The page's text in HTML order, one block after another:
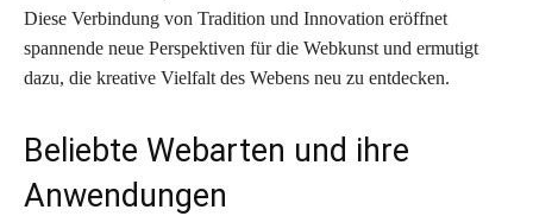
Diese Verbindung von Tradition und Innovation eröffnet
spannende neue Perspektiven für die Webkunst und ermutigt
dazu, die kreative Vielfalt des Webens neu zu entdecken.
Beliebte Webarten und ihre
Anwendungen